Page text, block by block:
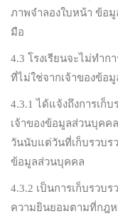
ภาพจำลองใบหน้า ข้อ
มือ
4.3 โรงเรียนจะไม่ทำ
ที่ไม่ใช่จากเจ้าของข้อ
4.3.1 ได้แจ้งถึงการเก็
เจ้าของข้อมูลส่วนบุคค
วันนับแต่วันที่เก็บรวบร
ข้อมูลส่วนบุคคล
4.3.2 เป็นการเก็บรวบ
ความยินยอมตามที่กฎ